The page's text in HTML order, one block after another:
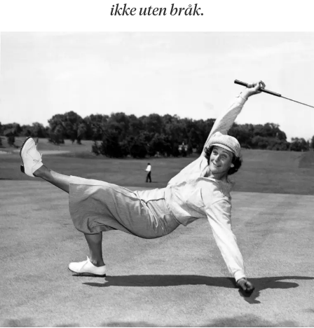
ikke uten bråk.